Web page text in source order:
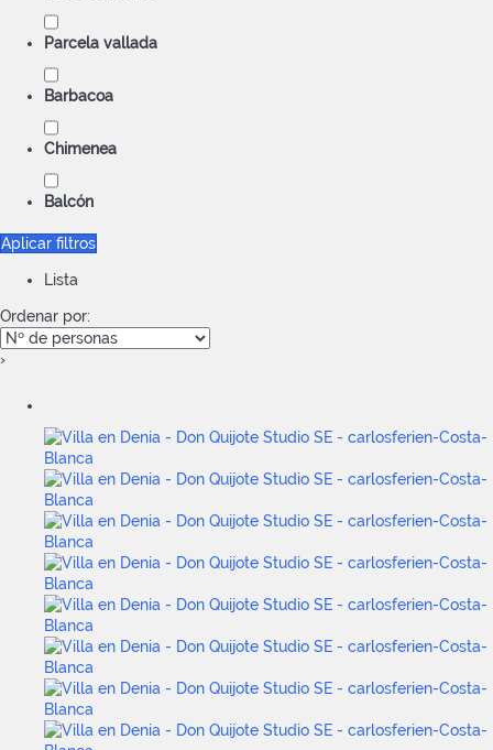
Parcela vallada
Barbacoa
Chimenea
Balcón
Aplicar filtros
Lista
Ordenar por:
›